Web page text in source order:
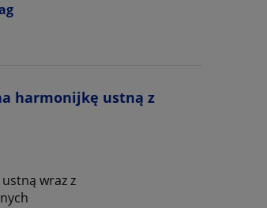
harmonijkę ustną z
wraz z